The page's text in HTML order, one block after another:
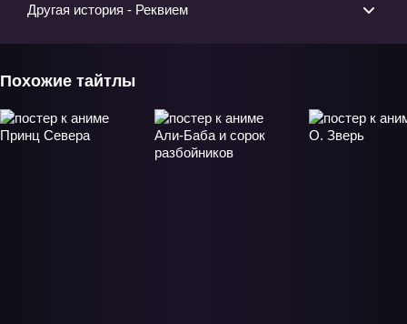
Другая история - Реквием
Похожие тайтлы